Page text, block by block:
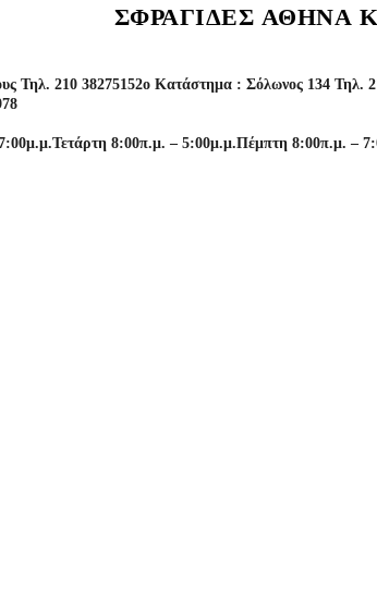
ΣΦΡΑΓΙΔΕΣ ΑΘΗΝΑ
Τηλ. 210 38275152o Κατάστημα : Σόλωνος 134 Τηλ.
Τετάρτη 8:00π.μ. – 5:00μ.μ.Πέμπτη 8:00π.μ. –